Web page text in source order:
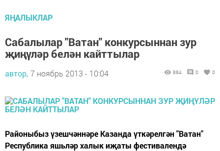
ЯҢАЛЫКЛАР
Сабалылар "Ватан" конкурсыннан зур
җиңүләр белән кайттылар
автор, 7 ноябрь 2013 - 10:04 884 0 0
Районыбыз үзешчәннәре Казанда үткәрелгән "Ватан"
Республика яшьләр халык иҗаты фестивалендә